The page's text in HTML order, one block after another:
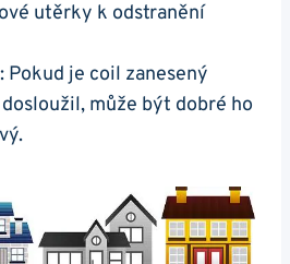
utěrky k odstranění
: Pokud je coil zanesený
může být dobré ho